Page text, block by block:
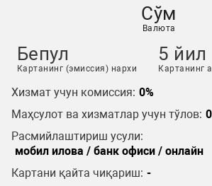
Сўм
Валюта
Бепул
Картанинг (эмиссия) нархи
5 йил
Картанинг
Хизмат учун комиссия: 0%
Маҳсулот ва хизматлар учун тўлов:
Расмийлаштириш усули:
мобил илова / банк офиси / онлайн
Картани қайта чиқариш: -